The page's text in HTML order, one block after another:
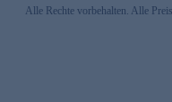
Alle Rechte vorbehalten. Alle